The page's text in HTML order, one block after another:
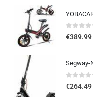
0out of 5
€389.99
0out of 5
€264.49